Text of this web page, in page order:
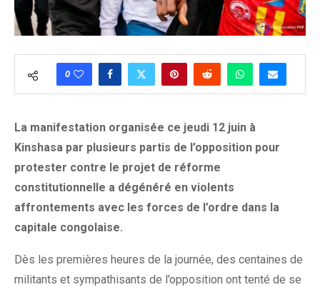
0
La manifestation organisée ce jeudi 12 juin à
Kinshasa par plusieurs partis de l’opposition pour
protester contre le projet de réforme
constitutionnelle a dégénéré en violents
affrontements avec les forces de l’ordre dans la
capitale congolaise.
Dès les premières heures de la journée, des centaines de
militants et sympathisants de l’opposition ont tenté de se